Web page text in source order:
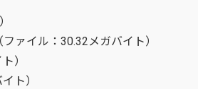
ファイル：30.32メガバイト）
）
ト）